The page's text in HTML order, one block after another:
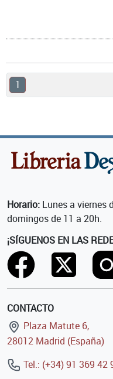
1
Horario: Lunes a viernes
domingos de 11 a 20h.
¡SÍGUENOS EN LAS
CONTACTO
Plaza Matute 6,
28012 Madrid (España)
Tel.: (+34) 91 369 42